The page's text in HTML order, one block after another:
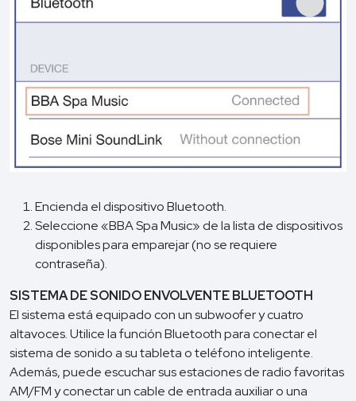
Encienda el dispositivo Bluetooth.
Seleccione «BBA Spa Music» de la lista de dispositivos
disponibles para emparejar (no se requiere
contraseña).
SISTEMA DE SONIDO ENVOLVENTE BLUETOOTH
El sistema está equipado con un subwoofer y cuatro
altavoces. Utilice la función Bluetooth para conectar el
sistema de sonido a su tableta o teléfono inteligente.
Además, puede escuchar sus estaciones de radio favoritas
AM/FM y conectar un cable de entrada auxiliar o una